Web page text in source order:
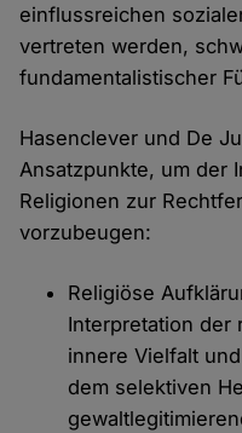
einflussreichen
vertreten werden,
fundamentalistischer
Hasenclever und De
Ansatzpunkte, um der
Religionen zur
vorzubeugen:
Religiöse
Interpretation der
innere Vielfalt
dem selektiven